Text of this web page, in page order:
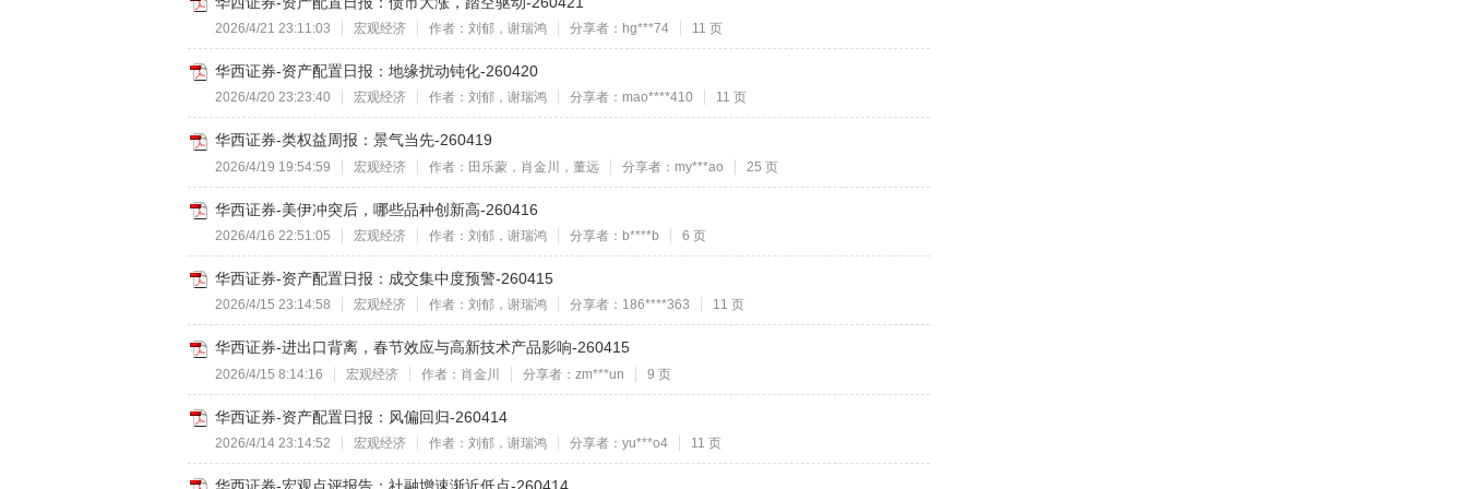
2026/4/21 23:11:03 宏观经济 作者：刘郁，谢瑞鸿 分享者：hg***74 11 页
华西证券-资产配置日报：地缘扰动钝化-260420
2026/4/20 23:23:40 宏观经济 作者：刘郁，谢瑞鸿 分享者：mao****410 11 页
华西证券-类权益周报：景气当先-260419
2026/4/19 19:54:59 宏观经济 作者：田乐蒙，肖金川，董远 分享者：my***ao 25 页
华西证券-美伊冲突后，哪些品种创新高-260416
2026/4/16 22:51:05 宏观经济 作者：刘郁，谢瑞鸿 分享者：b****b 6 页
华西证券-资产配置日报：成交集中度预警-260415
2026/4/15 23:14:58 宏观经济 作者：刘郁，谢瑞鸿 分享者：186****363 11 页
华西证券-进出口背离，春节效应与高新技术产品影响-260415
2026/4/15 8:14:16 宏观经济 作者：肖金川 分享者：zm***un 9 页
华西证券-资产配置日报：风偏回归-260414
2026/4/14 23:14:52 宏观经济 作者：刘郁，谢瑞鸿 分享者：yu***o4 11 页